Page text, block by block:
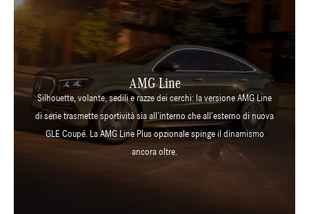
AMG Line
Silhouette, volante, sedili e razze dei cerchi: la versione AMG Line
di serie trasmette sportività sia all’interno che all’esterno di nuova
GLE Coupé. La AMG Line Plus opzionale spinge il dinamismo
ancora oltre.